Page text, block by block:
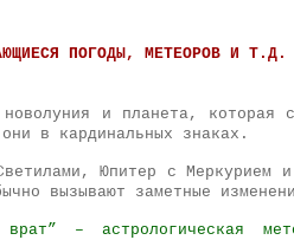
ПОГОДЫ, МЕТЕОРОВ И Т.Д.
и планета, которая
в кардинальных знаках.
Юпитер с Меркурием
вызывают заметные
– астрологическая